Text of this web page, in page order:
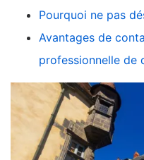
Pourquoi ne pas
Avantages de
professionnelle de